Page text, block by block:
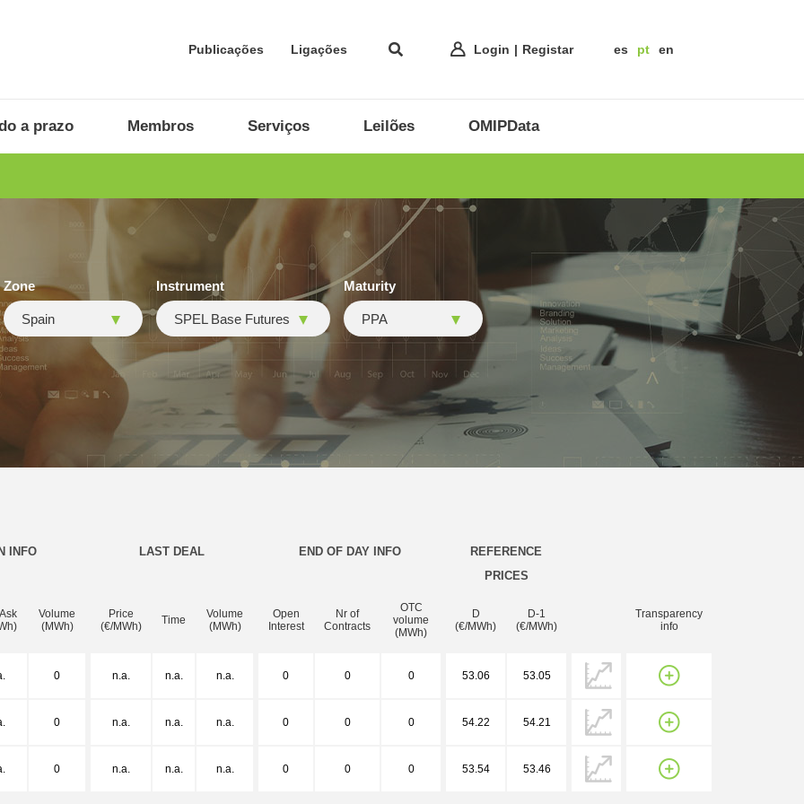
Publicações Ligações Login Registar es pt en
a prazo Membros Serviços Leilões OMIPData
Zone
Spain
Instrument
SPEL Base Futures
Maturity
PPA
INFO LAST DEAL END OF DAY INFO
REFERENCE
PRICES
Volume
(MWh)
Price
(€/MWh)
Time
Volume
(MWh)
Open
Interest
Nr of
Contracts
OTC
volume
(MWh)
D
(€/MWh)
D-1
(€/MWh)
Transparency
info
0 n.a. n.a. n.a. 0 0 0 53.06 53.05
0 n.a. n.a. n.a. 0 0 0 54.22 54.21
0 n.a. n.a. n.a. 0 0 0 53.54 53.46